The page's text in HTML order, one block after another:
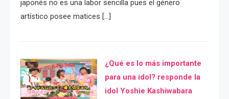
japonés no es una labor sencilla pues el género
artístico posee matices […]
¿Qué es lo más importante
para una idol? responde la
idol Yoshie Kashiwabara